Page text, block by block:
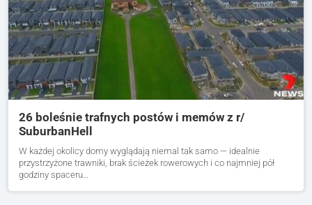
26 boleśnie trafnych postów i memów z r/
SuburbanHell
W każdej okolicy domy wyglądają niemal tak samo — idealnie
przystrzyżone trawniki, brak ścieżek rowerowych i co najmniej pół
godziny spaceru…